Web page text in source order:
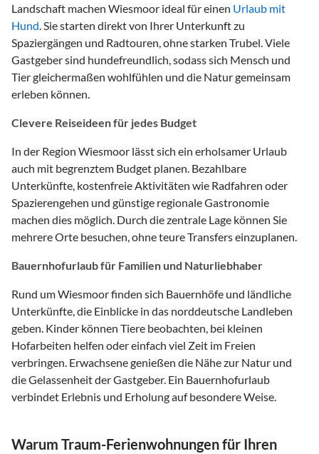
Landschaft machen Wiesmoor ideal für einen Urlaub mit
Hund. Sie starten direkt von Ihrer Unterkunft zu
Spaziergängen und Radtouren, ohne starken Trubel. Viele
Gastgeber sind hundefreundlich, sodass sich Mensch und
Tier gleichermaßen wohlfühlen und die Natur gemeinsam
erleben können.
Clevere Reiseideen für jedes Budget
In der Region Wiesmoor lässt sich ein erholsamer Urlaub
auch mit begrenztem Budget planen. Bezahlbare
Unterkünfte, kostenfreie Aktivitäten wie Radfahren oder
Spazierengehen und günstige regionale Gastronomie
machen dies möglich. Durch die zentrale Lage können Sie
mehrere Orte besuchen, ohne teure Transfers einzuplanen.
Bauernhofurlaub für Familien und Naturliebhaber
Rund um Wiesmoor finden sich Bauernhöfe und ländliche
Unterkünfte, die Einblicke in das norddeutsche Landleben
geben. Kinder können Tiere beobachten, bei kleinen
Hofarbeiten helfen oder einfach viel Zeit im Freien
verbringen. Erwachsene genießen die Nähe zur Natur und
die Gelassenheit der Gastgeber. Ein Bauernhofurlaub
verbindet Erlebnis und Erholung auf besondere Weise.
Warum Traum-Ferienwohnungen für Ihren